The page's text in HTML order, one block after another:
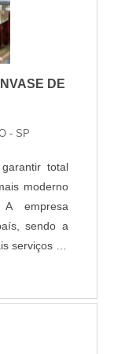
DE
- SP
total
moderno
empresa
sendo a
serviços de
conserto de
de: -
de